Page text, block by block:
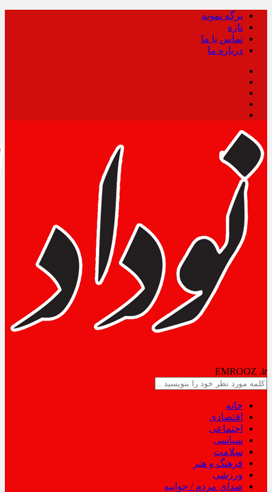
برگه نمونه
تازه
تماس با ما
درباره ما
EMROOZ .ir
خانه
اقتصادی
اجتماعی
سیاسی
سلامت
فرهنگ و هنر
ورزشی
صدای مردم / جوابیه